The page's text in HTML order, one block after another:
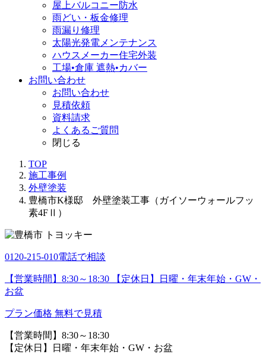
屋上バルコニー防水
雨どい・板金修理
雨漏り修理
太陽光発電メンテナンス
ハウスメーカー住宅外装
工場•倉庫 遮熱•カバー
お問い合わせ
お問い合わせ
見積依頼
資料請求
よくあるご質問
閉じる
TOP
施工事例
外壁塗装
豊橋市K様邸 外壁塗装工事（ガイソーウォールフッ
素4FⅡ）
0120-215-010電話で相談
【営業時間】8:30～18:30 【定休日】日曜・年末年始・GW・
お盆
プラン価格 無料で見積
【営業時間】8:30～18:30
【定休日】日曜・年末年始・GW・お盆